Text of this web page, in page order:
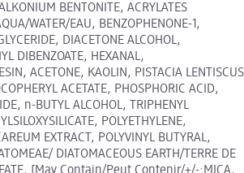
BENTONITE, ACRYLATES
WATER/EAU, BENZOPHENONE-1,
DIACETONE ALCOHOL,
DIBENZOATE, HEXANAL,
ACETONE, KAOLIN, PISTACIA LENTISCUS
ACETATE, PHOSPHORIC ACID,
n-BUTYL ALCOHOL, TRIPHENYL
POLYETHYLENE,
EXTRACT, POLYVINYL BUTYRAL,
DIATOMACEOUS EARTH/TERRE DE